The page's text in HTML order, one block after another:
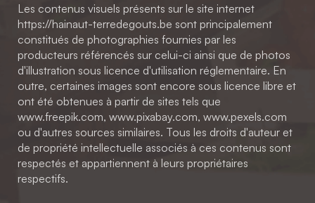
Les contenus visuels présents sur le site internet
https://hainaut-terredegouts.be sont principalement
constitués de photographies fournies par les
producteurs référencés sur celui-ci ainsi que de photos
d'illustration sous licence d'utilisation réglementaire. En
outre, certaines images sont encore sous licence libre et
ont été obtenues à partir de sites tels que
www.freepik.com, www.pixabay.com, www.pexels.com
ou d'autres sources similaires. Tous les droits d'auteur et
de propriété intellectuelle associés à ces contenus sont
respectés et appartiennent à leurs propriétaires
respectifs.